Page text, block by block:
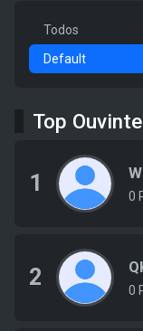
Todos
Default
Top
1 0
2 0